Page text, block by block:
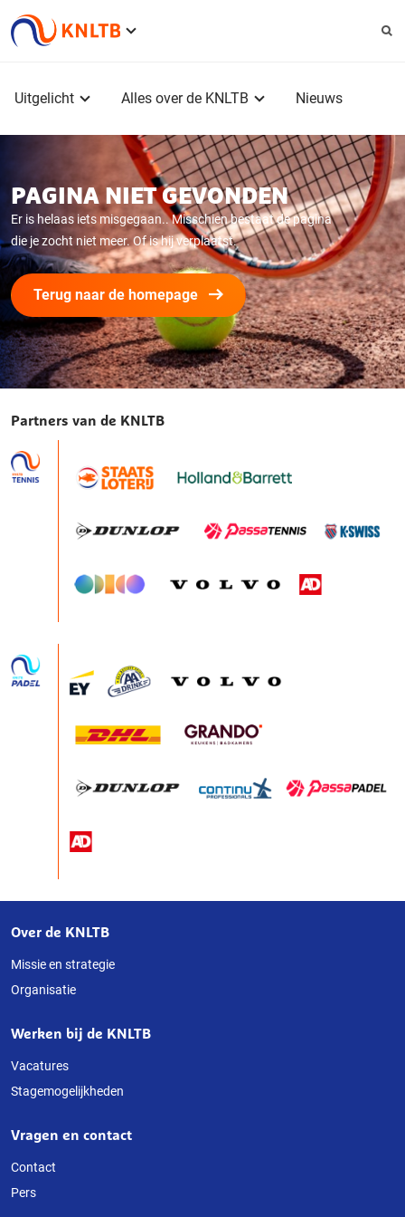
Uitgelicht Alles over de KNLTB Nieuws
PAGINA NIET GEVONDEN
Er is helaas iets misgegaan.. Misschien bestaat de pagina
die je zocht niet meer. Of is hij verplaatst.
Terug naar de homepage
Partners van de KNLTB
Over
deze
website
Over de KNLTB
Missie en strategie
Organisatie
Werken bij de KNLTB
Vacatures
Stagemogelijkheden
Vragen en contact
Contact
Pers